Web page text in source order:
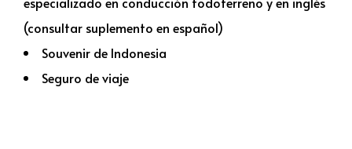
(consultar suplemento en español)
Souvenir de Indonesia
Seguro de viaje